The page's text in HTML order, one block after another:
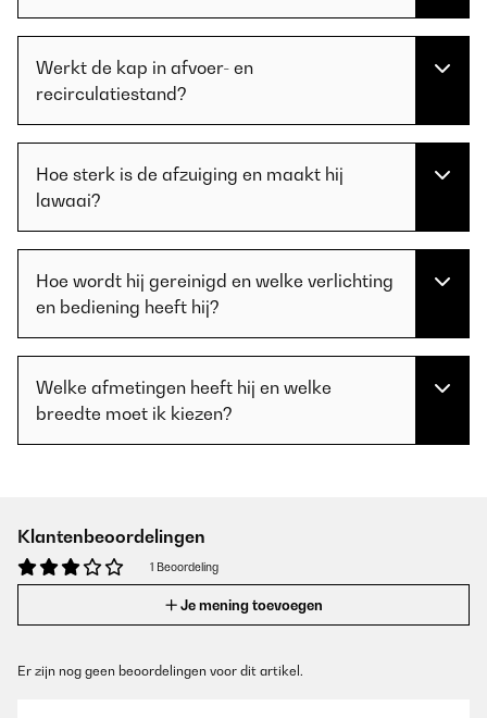
Werkt de kap in afvoer- en
recirculatiestand?
Hoe sterk is de afzuiging en maakt hij
lawaai?
Hoe wordt hij gereinigd en welke verlichting
en bediening heeft hij?
Welke afmetingen heeft hij en welke
breedte moet ik kiezen?
Klantenbeoordelingen
1 Beoordeling
Je mening toevoegen
Er zijn nog geen beoordelingen voor dit artikel.